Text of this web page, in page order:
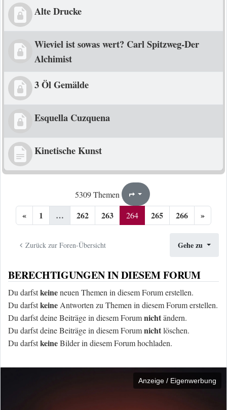
Alte Drucke
Wieviel ist sowas wert? Carl Spitzweg-Der
Alchimist
3 Öl Gemälde
Esquella Cuzquena
Kinetische Kunst
5309 Themen Seite264
« 1 … 262 263 264 265 266 »
Zurück zur Foren-Übersicht Gehe zu
BERECHTIGUNGEN IN DIESEM FORUM
Du darfstkeineneuen Themen in diesem Forum erstellen.
Du darfstkeine Antworten zu Themen in diesem Forum erstellen.
Du darfst deine Beiträge in diesem Forumnichtändern.
Du darfst deine Beiträge in diesem Forumnichtlöschen.
Du darfstkeineBilder in diesem Forum hochladen.
Anzeige / Eigenwerbung